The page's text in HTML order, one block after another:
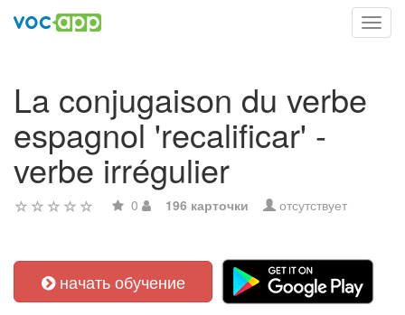
La conjugaison du verbe
espagnol 'recalificar' -
verbe irrégulier
0 196 карточки отсутствует
начать обучение